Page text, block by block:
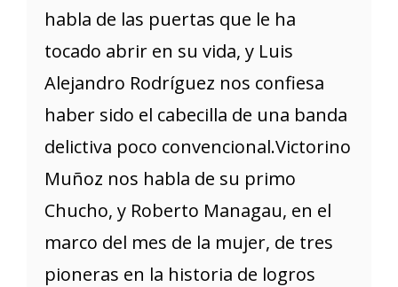
habla de las puertas que le ha
tocado abrir en su vida, y Luis
Alejandro Rodríguez nos confiesa
haber sido el cabecilla de una banda
delictiva poco convencional.Victorino
Muñoz nos habla de su primo
Chucho, y Roberto Managau, en el
marco del mes de la mujer, de tres
pioneras en la historia de logros